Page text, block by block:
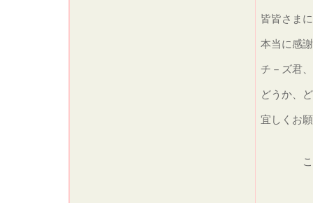
皆皆さま
本当に感
チ－ズ君
どうか、
宜しくお
こち